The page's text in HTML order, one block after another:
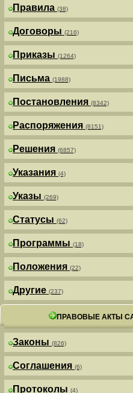
Правила (38)
Договоры (216)
Приказы (1264)
Письма (1988)
Постановления (8342)
Распоряжения (8151)
Решения (6857)
Указания (4)
Указы (269)
Статусы (62)
Программы (18)
Положения (22)
Другие (237)
ПРАВОВЫЕ АКТЫ
Законы (826)
Соглашения (6)
Протоколы (4)